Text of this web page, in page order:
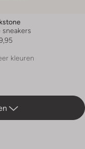
sneakers
kleuren